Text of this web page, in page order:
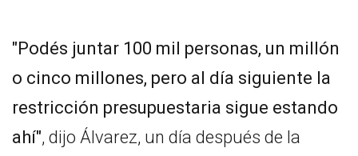
"Podés juntar 100 mil personas, un millón
o cinco millones, pero al día siguiente la
restricción presupuestaria sigue estando
ahí", dijo Álvarez, un día después de la